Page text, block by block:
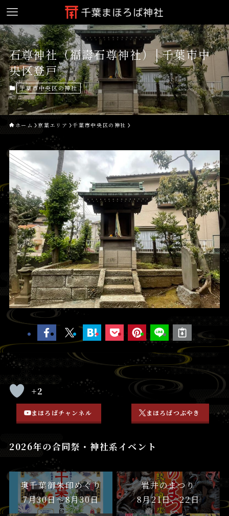
石尊神社（福壽石尊神社）│千葉市中
央区登戸
千葉市中央区の神社
ホーム 京葉エリア 千葉市中央区の神社
+2
まほろばチャンネル まほろばつぶやき
2026年の合同祭・神社系イベント
奥千葉御朱印めぐり
7月30日〜8月30日
岩井のまつり
8月21日、22日